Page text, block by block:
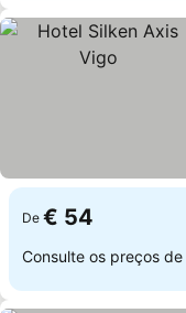
De € 54
Consulte os preços de